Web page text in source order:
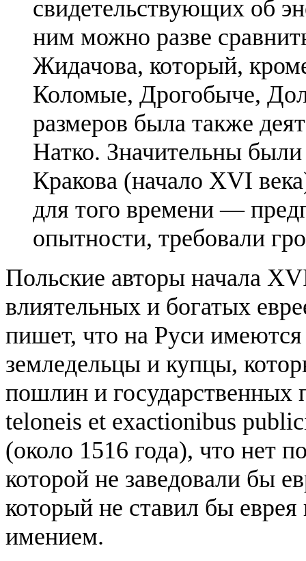
свидетельствующих об
ним можно разве
Жидачова, который,
Коломые, Дрогобыче,
размеров была также
Натко. Значительны
Кракова (начало XVI
для того времени —
опытности, требовали
Польские авторы начала
влиятельных и богатых
пишет, что на Руси
земледельцы и купцы,
пошлин и государственных
teloneis et exactionibus
(около 1516 года), что нет
которой не заведовали бы
который не ставил бы
имением.